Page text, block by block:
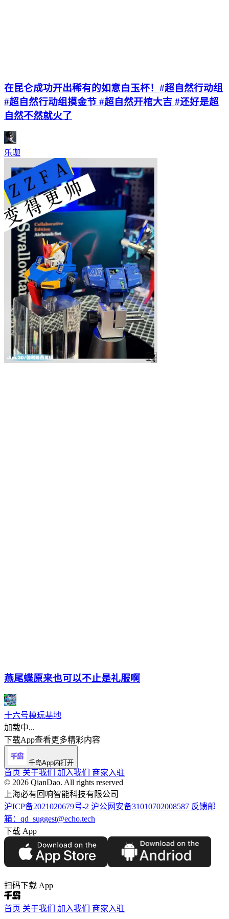
在昆仑成功开出稀有的如意白玉杯！#超自然行动组
#超自然行动组摸金节 #超自然开棺大吉 #还好是超
自然不然就火了
乐迦
燕尾蝶原来也可以不止是礼服啊
十六号模玩基地
加载中...
下载App查看更多精彩内容
千岛App内打开
首页 关于我们 加入我们 商家入驻
©️ 2026 QianDao. All rights reserved
上海必有回响智能科技有限公司
沪ICP备2021020679号-2 沪公网安备31010702008587 反馈邮
箱：qd_suggest@echo.tech
下载 App
扫码下载 App
首页 关于我们 加入我们 商家入驻